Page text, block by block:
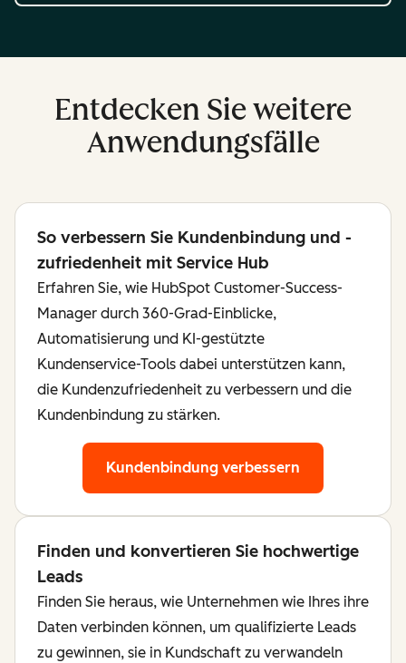
Entdecken Sie weitere
Anwendungsfälle
So verbessern Sie Kundenbindung und -
zufriedenheit mit Service Hub
Erfahren Sie, wie HubSpot Customer-Success-
Manager durch 360-Grad-Einblicke,
Automatisierung und KI-gestützte
Kundenservice-Tools dabei unterstützen kann,
die Kundenzufriedenheit zu verbessern und die
Kundenbindung zu stärken.
Kundenbindung verbessern
Finden und konvertieren Sie hochwertige
Leads
Finden Sie heraus, wie Unternehmen wie Ihres ihre
Daten verbinden können, um qualifizierte Leads
zu gewinnen, sie in Kundschaft zu verwandeln